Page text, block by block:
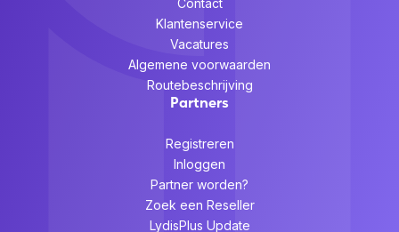
Klantenservice
Vacatures
Algemene voorwaarden
Routebeschrijving
Partners
Registreren
Inloggen
Partner worden?
Zoek een Reseller
LydisPlus Update